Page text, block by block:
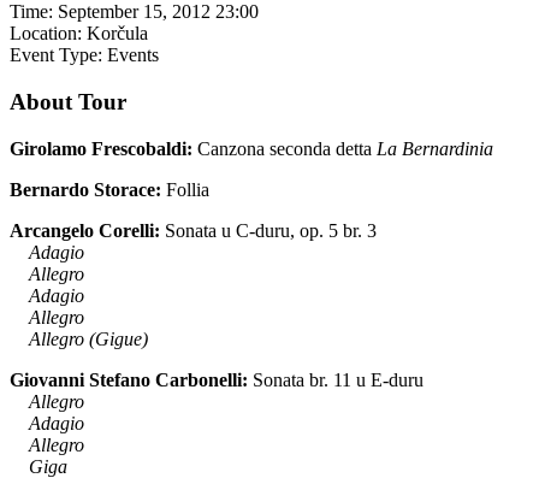
Time: September 15, 2012 23:00
Location: Korčula
Event Type: Events
About Tour
Girolamo Frescobaldi: Canzona seconda detta La Bernardinia
Bernardo Storace: Follia
Arcangelo Corelli: Sonata u C-duru, op. 5 br. 3
Adagio
Allegro
Adagio
Allegro
Allegro (Gigue)
Giovanni Stefano Carbonelli: Sonata br. 11 u E-duru
Allegro
Adagio
Allegro
Giga